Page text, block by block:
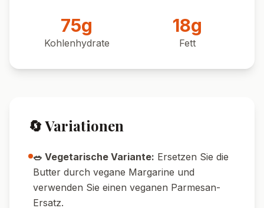
75g
Kohlenhydrate
18g
Fett
🔄 Variationen
🥗 Vegetarische Variante: Ersetzen Sie die
Butter durch vegane Margarine und
verwenden Sie einen veganen Parmesan-
Ersatz.